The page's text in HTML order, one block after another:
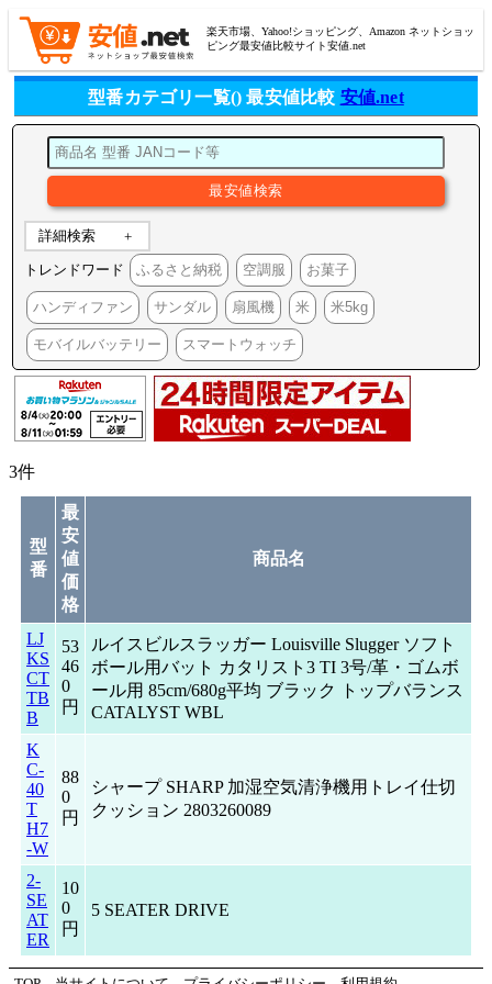
楽天市場、Yahoo!ショッピング、Amazon ネットショッ
ピング最安値比較サイト安値.net
型番カテゴリ一覧() 最安値比較 安値.net
詳細検索
トレンドワード ふるさと納税 空調服 お菓子
ハンディファン サンダル 扇風機 米 米5kg
モバイルバッテリー スマートウォッチ
3件
型
番
最
安
値
価
格
商品名
LJ
KS
CT
TB
B
53
46
0
円
ルイスビルスラッガー Louisville Slugger ソフト
ボール用バット カタリスト3 TI 3号/革・ゴムボ
ール用 85cm/680g平均 ブラック トップバランス
CATALYST WBL
K
C-
40
T
H7
-W
88
0
円
シャープ SHARP 加湿空気清浄機用トレイ仕切
クッション 2803260089
2-
SE
AT
ER
10
0
円
5 SEATER DRIVE